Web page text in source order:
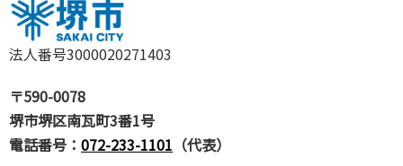
法人番号3000020271403
〒590-0078
堺市堺区南瓦町3番1号
電話番号： 072-233-1101 （代表）